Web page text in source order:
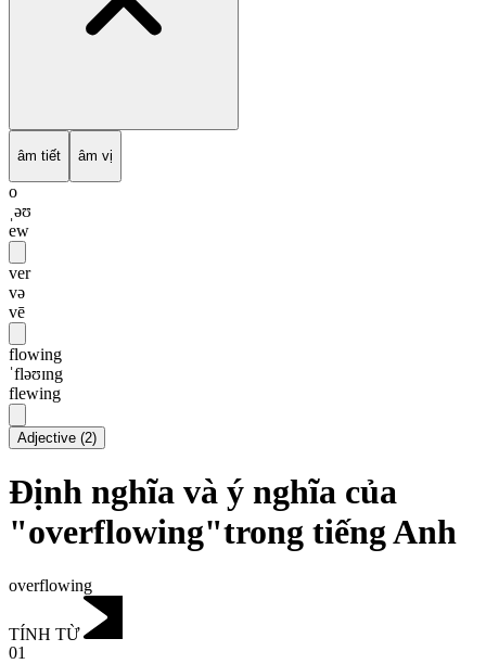
âm tiết âm vị
o
ˌəʊ
ew
ver
və
vē
flowing
ˈfləʊɪng
flewing
Adjective (2)
Định nghĩa và ý nghĩa của
"overflowing"trong tiếng Anh
overflowing
TÍNH TỪ
01